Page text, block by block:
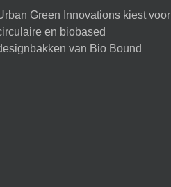
Green Innovations kiest voor
en biobased
van Bio Bound